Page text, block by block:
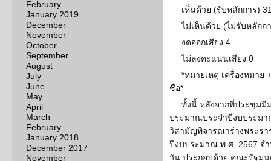
February
January 2019
December
November
October
September
August
July
June
May
April
March
February
January 2018
December 2017
November
เห็นด้วย (รับหลักการ)
ไม่เห็นด้วย (ไม่รับหลักก
งดออกเสียง 4
ไม่ลงคะแนนเสียง 0
*หมายเหตุ เครื่องหมาย
ชื่อ*
ทั้งนี้ หลังจากที่ประชุม
ประมาณประจำปีงบประม
วิสามัญพิจารณาร่างพระร
ปีงบประมาณ พ.ศ. 2567 จ
วัน ประกอบด้วย คณะรัฐม